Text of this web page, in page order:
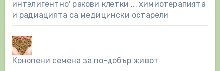
интелигентно' ракови клетки ... химиотерапията
и радиацията са медицински остарели
Конопени семена за по-добър живот